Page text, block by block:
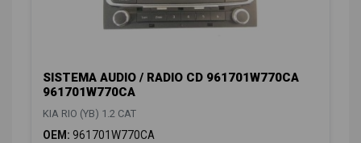
SISTEMA AUDIO / RADIO CD 961701W770CA
961701W770CA
KIA RIO (YB) 1.2 CAT
OEM: 961701W770CA